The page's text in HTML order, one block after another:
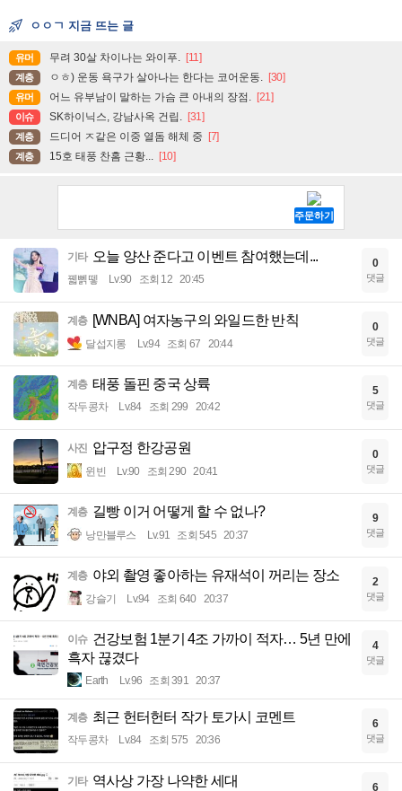
ㅇㅇㄱ 지금 뜨는 글
유머 무려 30살 차이나는 와이푸. [11]
계층 ㅇㅎ) 운동 욕구가 살아나는 한다는 코어운동. [30]
유머 어느 유부남이 말하는 가슴 큰 아내의 장점. [21]
이슈 SK하이닉스, 강남사옥 건립. [31]
계층 드디어 ㅈ같은 이중 열돔 해체 중 [7]
계층 15호 태풍 찬홈 근황... [10]
기타 오늘 양산 준다고 이벤트 참여했는데...
꿻뻵뗗 Lv.90 조회 12 20:45
0
댓글
계층 [WNBA] 여자농구의 와일드한 반칙
달섭지롱 Lv.94 조회 67 20:44
0
댓글
계층 태풍 돌핀 중국 상륙
작두콩차 Lv.84 조회 299 20:42
5
댓글
사진 압구정 한강공원
윈빈 Lv.90 조회 290 20:41
0
댓글
계층 길빵 이거 어떻게 할 수 없나?
낭만블루스 Lv.91 조회 545 20:37
9
댓글
계층 야외 촬영 좋아하는 유재석이 꺼리는 장소
강슬기 Lv.94 조회 640 20:37
2
댓글
이슈 건강보험 1분기 4조 가까이 적자… 5년 만에
흑자 끊겼다
Earth Lv.96 조회 391 20:37
4
댓글
계층 최근 헌터헌터 작가 토가시 코멘트
작두콩차 Lv.84 조회 575 20:36
6
댓글
기타 역사상 가장 나약한 세대 6